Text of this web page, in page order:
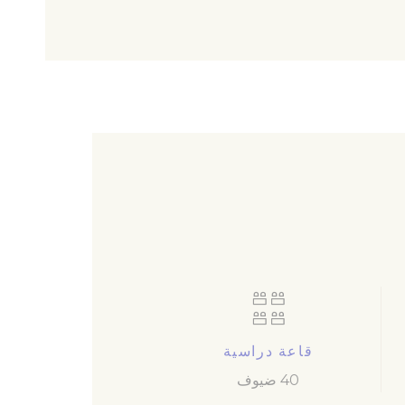
قاعة دراسية
40 ضيوف